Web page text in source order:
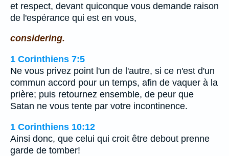
et respect, devant quiconque vous demande raison
de l'espérance qui est en vous,
considering.
1 Corinthiens 7:5
Ne vous privez point l'un de l'autre, si ce n'est d'un
commun accord pour un temps, afin de vaquer à la
prière; puis retournez ensemble, de peur que
Satan ne vous tente par votre incontinence.
1 Corinthiens 10:12
Ainsi donc, que celui qui croit être debout prenne
garde de tomber!